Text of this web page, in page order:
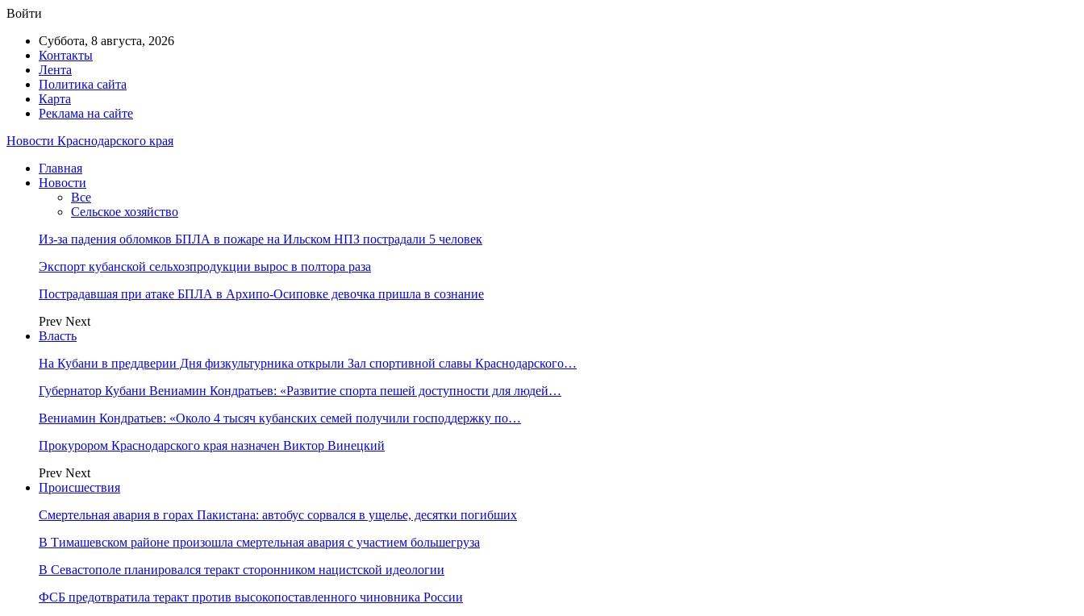
Войти
Суббота, 8 августа, 2026
Контакты
Лента
Политика сайта
Карта
Реклама на сайте
Новости Краснодарского края
Главная
Новости
Все
Сельское хозяйство
Из-за падения обломков БПЛА в пожаре на Ильском НПЗ пострадали 5 человек
Экспорт кубанской сельхозпродукции вырос в полтора раза
Пострадавшая при атаке БПЛА в Архипо-Осиповке девочка пришла в сознание
Prev Next
Власть
На Кубани в преддверии Дня физкультурника открыли Зал спортивной славы Краснодарского…
Губернатор Кубани Вениамин Кондратьев: «Развитие спорта пешей доступности для людей…
Вениамин Кондратьев: «Около 4 тысяч кубанских семей получили господдержку по…
Прокурором Краснодарского края назначен Виктор Винецкий
Prev Next
Происшествия
Смертельная авария в горах Пакистана: автобус сорвался в ущелье, десятки погибших
В Тимашевском районе произошла смертельная авария с участием большегруза
В Севастополе планировался теракт сторонником нацистской идеологии
ФСБ предотвратила теракт против высокопоставленного чиновника России